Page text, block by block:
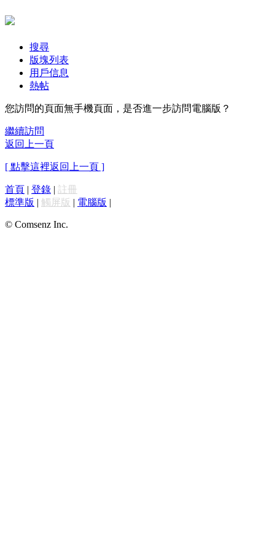
搜尋
版塊列表
用戶信息
熱帖
您訪問的頁面無手機頁面，是否進一步訪問電腦版？
繼續訪問
返回上一頁
[ 點擊這裡返回上一頁 ]
首頁 | 登錄 | 註冊
標準版 | 觸屏版 | 電腦版 |
© Comsenz Inc.